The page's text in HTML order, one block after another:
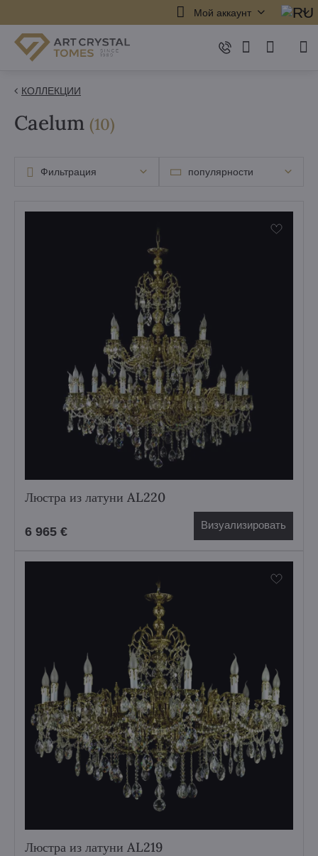
Мой аккаунт
КОЛЛЕКЦИИ
Caelum (10элементов
)
популярности
Фильтрация
Люстра из латуни AL220
6 965 € Визуализировать
Люстра из латуни AL219